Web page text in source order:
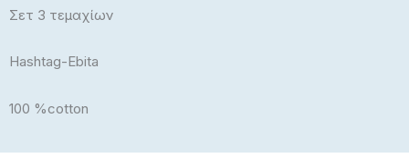
Σετ 3 τεμαχίων
Hashtag-Ebita
100 %cotton